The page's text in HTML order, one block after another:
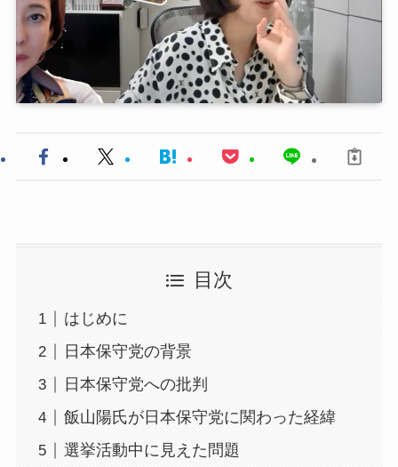
目次
はじめに
日本保守党の背景
日本保守党への批判
飯山陽氏が日本保守党に関わった経緯
選挙活動中に見えた問題